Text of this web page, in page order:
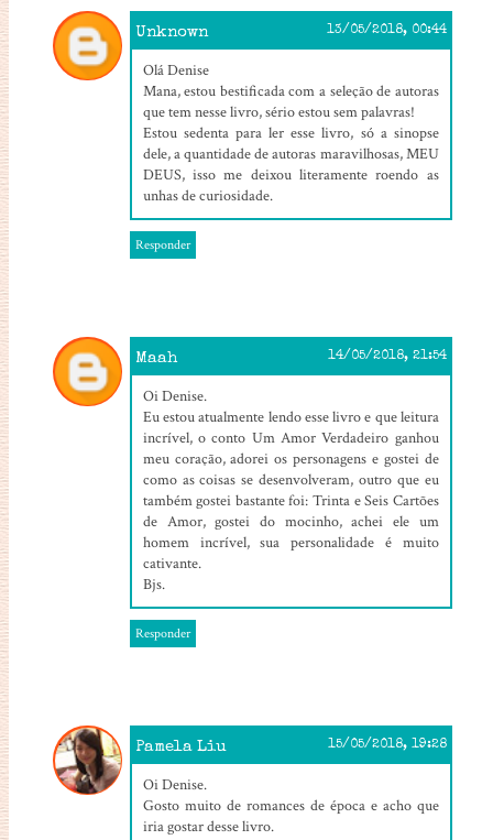
Unknown 13/05/2018, 00:44
Olá Denise
Mana, estou bestificada com a seleção de autoras
que tem nesse livro, sério estou sem palavras!
Estou sedenta para ler esse livro, só a sinopse
dele, a quantidade de autoras maravilhosas, MEU
DEUS, isso me deixou literamente roendo as
unhas de curiosidade.
Responder
Maah 14/05/2018, 21:54
Oi Denise.
Eu estou atualmente lendo esse livro e que leitura
incrível, o conto Um Amor Verdadeiro ganhou
meu coração, adorei os personagens e gostei de
como as coisas se desenvolveram, outro que eu
também gostei bastante foi: Trinta e Seis Cartões
de Amor, gostei do mocinho, achei ele um
homem incrível, sua personalidade é muito
cativante.
Bjs.
Responder
Pamela Liu 15/05/2018, 19:28
Oi Denise.
Gosto muito de romances de época e acho que
iria gostar desse livro.